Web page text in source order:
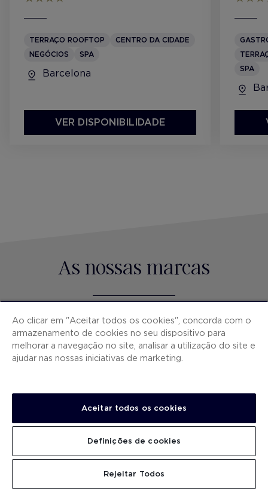
TERRAÇO ROOFTOP
CENTRO DA CIDADE
NEGÓCIOS
SPA
Barcelona
VER DISPONIBILIDADE
SPA
As nossas marcas
Hotéis únicos em Espanha e cidades europeias.
Hotéis premium à beira-mar em Espanha.
Ao clicar em "Aceitar todos os cookies", concorda com o
armazenamento de cookies no seu dispositivo para
melhorar a navegação no site, analisar a utilização do site e
ajudar nas nossas iniciativas de marketing.
Aceitar todos os cookies
Rejeitar Todos
Definições de cookies